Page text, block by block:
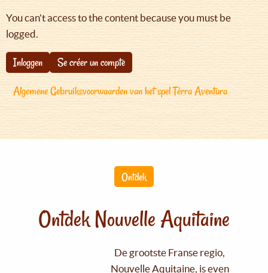
You can't access to the content because you must be
logged.
Inloggen
Se créer un compte
Algemene Gebruiksvoorwaarden van het spel Tèrra Aventura
Ontdek
Ontdek Nouvelle Aquitaine
De grootste Franse regio,
Nouvelle Aquitaine, is even